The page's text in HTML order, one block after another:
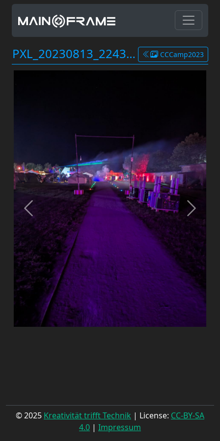
PXL_20230813_224337340.jpg CCCamp2023
© 2025 Kreativität trifft Technik | License: CC-BY-SA
4.0 | Impressum